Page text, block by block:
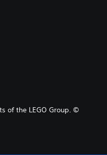
of the LEGO Group. ©